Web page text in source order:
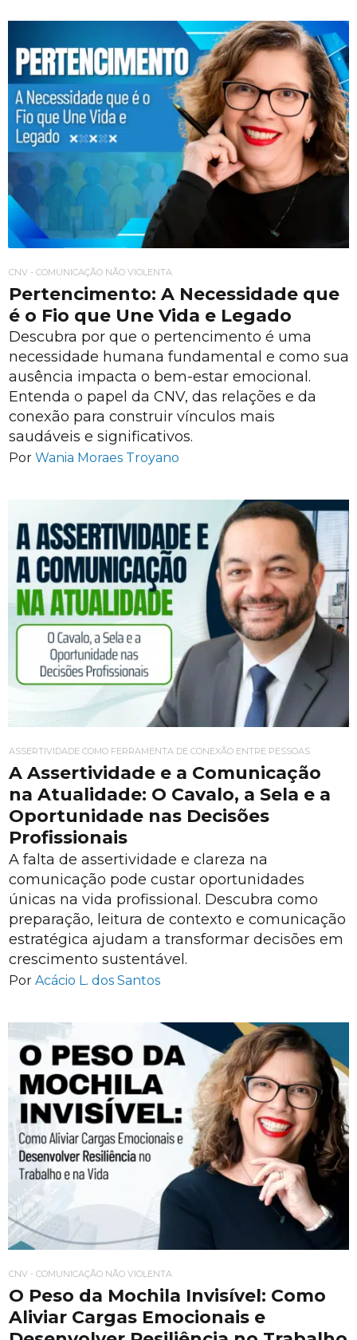
CNV - COMUNICAÇÃO NÃO VIOLENTA
Pertencimento: A Necessidade que
é o Fio que Une Vida e Legado
Descubra por que o pertencimento é uma
necessidade humana fundamental e como sua
ausência impacta o bem-estar emocional.
Entenda o papel da CNV, das relações e da
conexão para construir vínculos mais
saudáveis e significativos.
Por Wania Moraes Troyano
ASSERTIVIDADE COMO FERRAMENTA DE CONEXÃO ENTRE PESSOAS
A Assertividade e a Comunicação
na Atualidade: O Cavalo, a Sela e a
Oportunidade nas Decisões
Profissionais
A falta de assertividade e clareza na
comunicação pode custar oportunidades
únicas na vida profissional. Descubra como
preparação, leitura de contexto e comunicação
estratégica ajudam a transformar decisões em
crescimento sustentável.
Por Acácio L. dos Santos
CNV - COMUNICAÇÃO NÃO VIOLENTA
O Peso da Mochila Invisível: Como
Aliviar Cargas Emocionais e